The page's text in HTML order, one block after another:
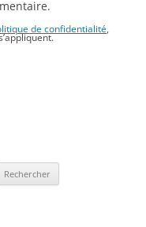
de confidentialité